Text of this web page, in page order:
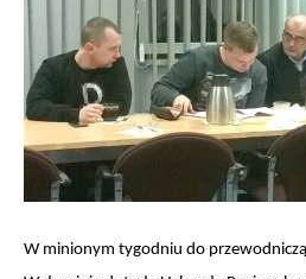
W minionym tygodniu do